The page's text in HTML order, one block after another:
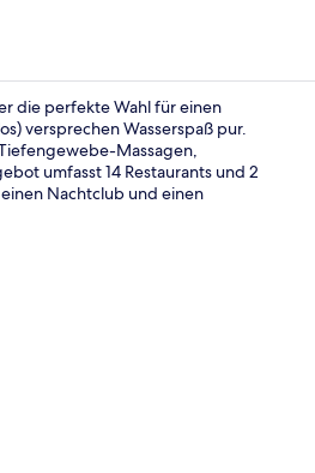
Zimmer,
die perfekte Wahl für einen
versprechen Wasserspaß pur.
Massagen,
umfasst 14 Restaurants und 2
Nachtclub und einen